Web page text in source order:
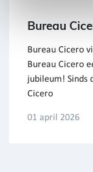
Bureau
Bureau Cicero
Bureau Cicero
jubileum! Sinds
Cicero
01 april 2026